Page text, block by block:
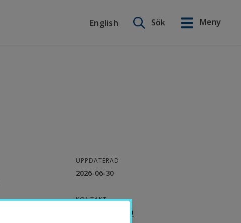
English
Sök
Meny
UPPDATERAD
2026-06-30
KONTAKT
Heidi Norrström
English